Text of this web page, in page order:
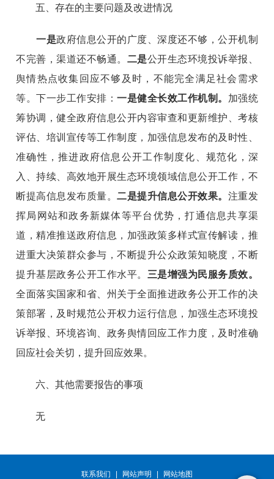
五、存在的主要问题及改进情况
一是政府信息公开的广度、深度还不够，公开机制
不完善，渠道还不畅通。 二是公开生态环境投诉举报、
舆情热点收集回应不够及时，不能完全满足社会需求
等。下一步工作安排 ：一是健全长效工作机制。 加强统
筹协调，健全政府信息公开内容审查和更新维护、考核
评估、培训宣传等工作制度，加强信息发布的及时性、
准确性，推进政府信息公开工作制度化、规范化，深
入、持续、高效地开展生态环境领域信息公开工作，不
断提高信息发布质量。二是提升信息公开效果。 注重发
挥局网站和政务新媒体等平台 优势，打通信息共享渠
道，精准推送政府信息，加强政策多样式宣传解读，推
进重大决策群众参与，不断提升公众政策知晓度，不断
提升基层政务公开工作水平。 三是增强为民服务质效。
全面落实国家和省、 州 关于全面推进政务公开工作的决
策部署，及时规范公开权力运行信息，加强生态环境投
诉举报、环境咨询、政务舆情回应工作力度，及时准确
回应社会关切，提升回应效果。
六、其他需要报告的事项
无
联系我们 网站声明 网站地图